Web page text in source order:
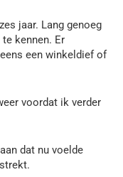
jaar. Lang genoeg
kennen. Er
een winkeldief of
voordat ik verder
dat nu voelde